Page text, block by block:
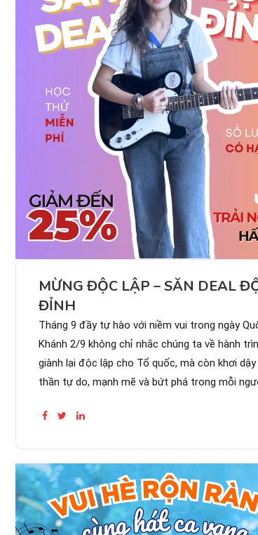
MỪNG ĐỘC LẬP – SĂN DEAL
ĐỈNH
Tháng 9 đầy tự hào với niềm vui trong ngày
Khánh 2/9 không chỉ nhắc chúng ta về hành
giành lại độc lập cho Tổ quốc, mà còn khơi
thần tự do, mạnh mẽ và bứt phá trong mỗi